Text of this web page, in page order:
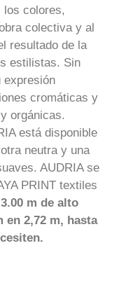
los colores,
colectiva y al
resultado de la
estilistas. Sin
expresión
cromáticas y
orgánicas.
está disponible
neutra y una
AUDRIA se
PRINT textiles
m de alto
en 2,72 m, hasta